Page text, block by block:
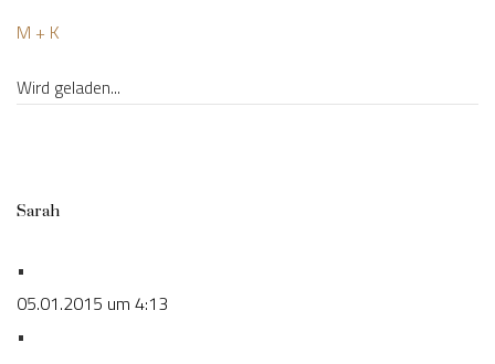
M + K
Wird geladen...
Sarah
•
05.01.2015 um 4:13
•